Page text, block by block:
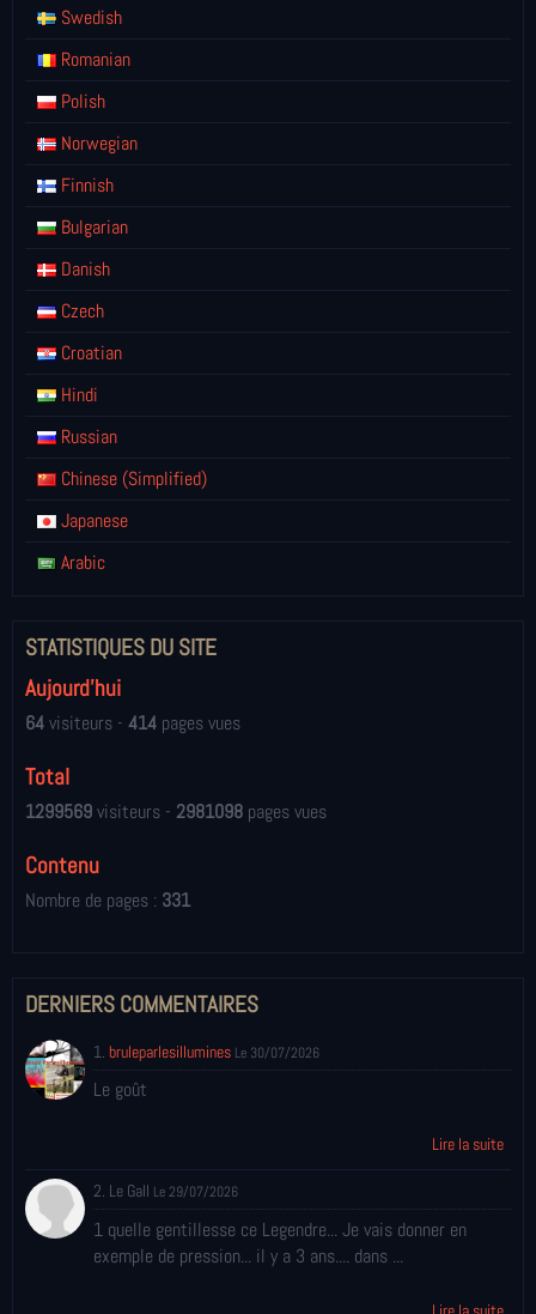
Swedish
Romanian
Polish
Norwegian
Finnish
Bulgarian
Danish
Czech
Croatian
Hindi
Russian
Chinese (Simplified)
Japanese
Arabic
STATISTIQUES DU SITE
Aujourd'hui
64visiteurs - 414 pages vues
Total
1299569visiteurs - 2981098 pages vues
Contenu
Nombre de pages : 331
DERNIERS COMMENTAIRES
1. bruleparlesillumines Le 30/07/2026
Le goût
Lire la suite
2. Le Gall Le 29/07/2026
1 quelle gentillesse ce Legendre... Je vais donner en
exemple de pression... il y a 3 ans.... dans ...